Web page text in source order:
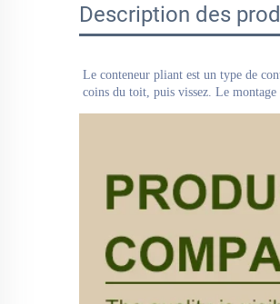
Description des
Le conteneur pliant est un type de
coins du toit, puis vissez. Le montage